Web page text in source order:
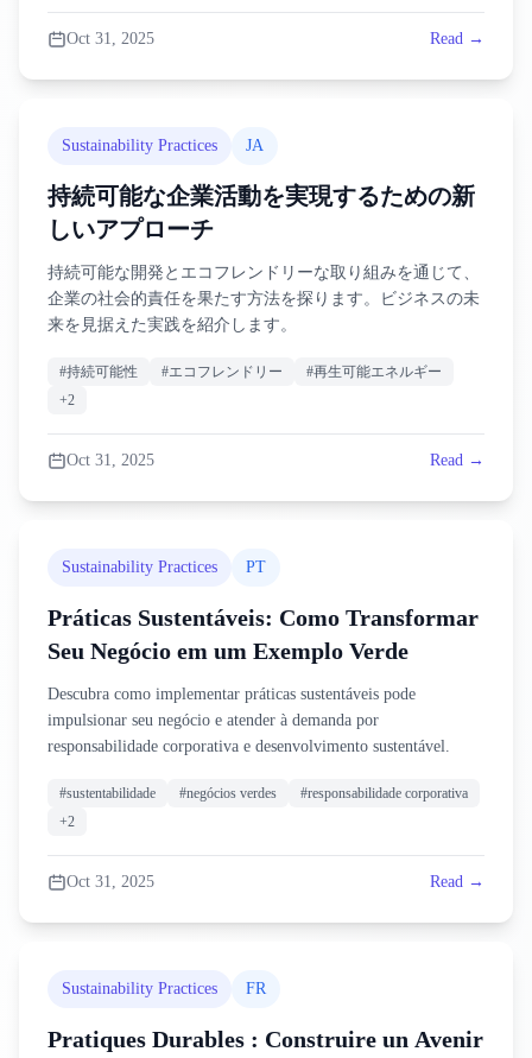
Oct 31, 2025 Read →
Sustainability Practices JA
持続可能な企業活動を実現するための新
しいアプローチ
持続可能な開発とエコフレンドリーな取り組みを通じて、
企業の社会的責任を果たす方法を探ります。ビジネスの未
来を見据えた実践を紹介します。
#持続可能性 #エコフレンドリー #再生可能エネルギー
+2
Oct 31, 2025 Read →
Sustainability Practices PT
Práticas Sustentáveis: Como Transformar
Seu Negócio em um Exemplo Verde
Descubra como implementar práticas sustentáveis pode
impulsionar seu negócio e atender à demanda por
responsabilidade corporativa e desenvolvimento sustentável.
#sustentabilidade #negócios verdes #responsabilidade corporativa
+2
Oct 31, 2025 Read →
Sustainability Practices FR
Pratiques Durables : Construire un Avenir